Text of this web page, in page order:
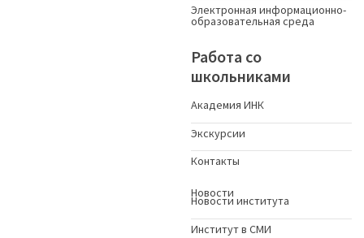
Электронная информационно-
образовательная среда
Работа со
школьниками
Академия ИНК
Экскурсии
Контакты
Новости
Новости института
Институт в СМИ